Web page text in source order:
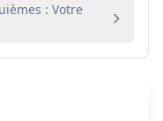
: Votre